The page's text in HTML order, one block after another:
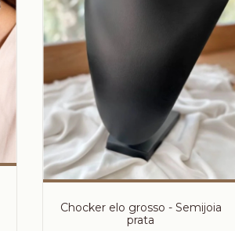
Chocker elo grosso - Semijoia
prata